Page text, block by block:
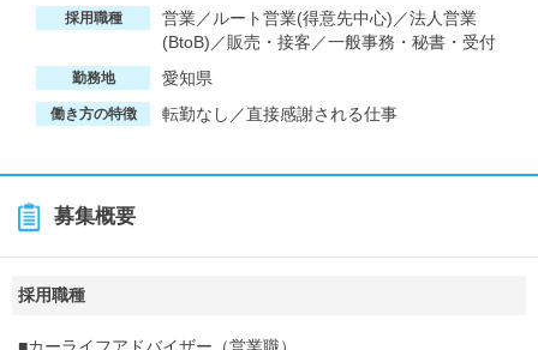
採用職種
営業／ルート営業(得意先中心)／法人営業
(BtoB)／販売・接客／一般事務・秘書・受付
勤務地 愛知県
働き方の特徴 転勤なし／直接感謝される仕事
募集概要
採用職種